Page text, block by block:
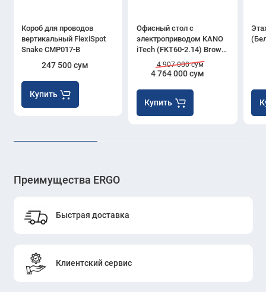
Короб для проводов
вертикальный FlexiSpot
Snake CMP017-B
247 500 сум
Купить
Офисный стол с
электроприводом KANO
iTech (FKT60-2.14) Brown
(CF09)
4 764 000 сум
4 907 000 сум
Купить
Преимущества ERGO
Быстрая доставка
Клиентский сервис